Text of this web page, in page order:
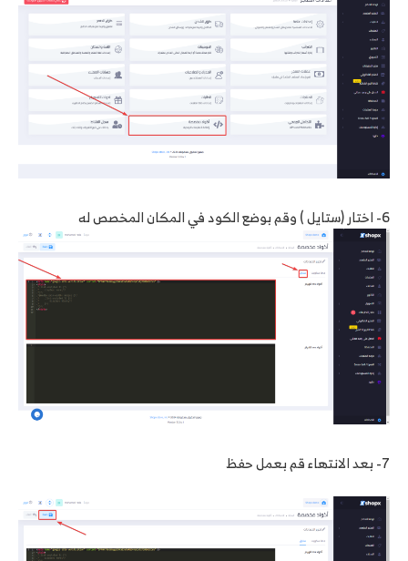
6- اختار (ستايل ) وقم بوضع الكود في المكان المخصص له
7- بعد الانتهاء قم بعمل حفظ